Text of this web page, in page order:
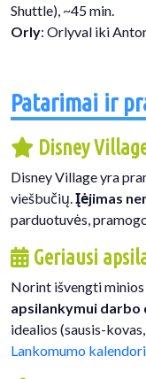
Shuttle), ~45 min.
Orly: Orlyval iki
Patarimai ir
Disney
Disney Village yra
viešbučių. Įėjimas
parduotuvės,
Geriausi
Norint išvengti minios
apsilankymui darbo
idealios (sausis-
Lankomumo